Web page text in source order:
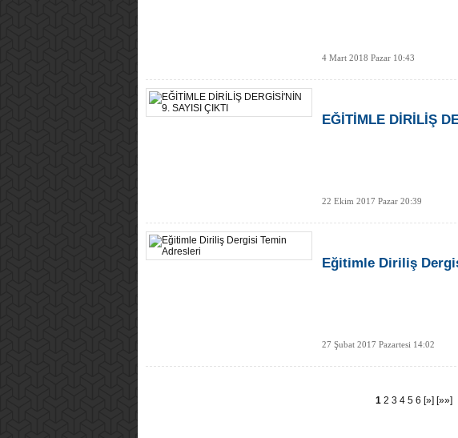
4 Mart 2018 Pazar 10:43
EĞİTİMLE DİRİLİŞ
22 Ekim 2017 Pazar 20:39
Eğitimle Diriliş
27 Şubat 2017 Pazartesi 14:02
1 2 3 4 5 6 [»] [»»]